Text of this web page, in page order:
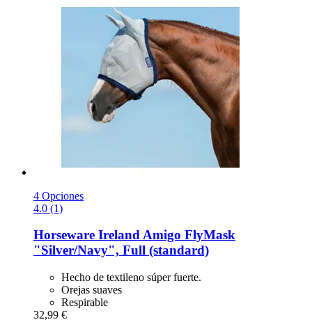
4 Opciones
4.0 (1)
Horseware IrelandAmigo FlyMask
"Silver/Navy", Full (standard)
Hecho de textileno súper fuerte.
Orejas suaves
Respirable
32,99 €